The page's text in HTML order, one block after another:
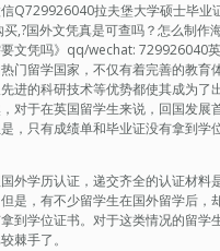
信Q729926040拉夫堡大学硕士毕业
,?国外文凭真是可查吗？怎么制作
文凭吗》qq/wechat: 729926040
门留学国家，不仅有着完善的教育
进的科研技术等优势都使其成为了
对于在英国留学生来说，回国发展
，只有成绩单和毕业证没有拿到学
外学历认证，递交齐全的认证材料
是，有不少留学生在国外留学后，
到学位证书。对于这类情况的留学
棘手了。